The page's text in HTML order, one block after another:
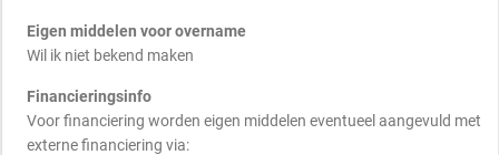
Eigen middelen voor overname
Wil ik niet bekend maken
Financieringsinfo
Voor financiering worden eigen middelen eventueel aangevuld met
externe financiering via: